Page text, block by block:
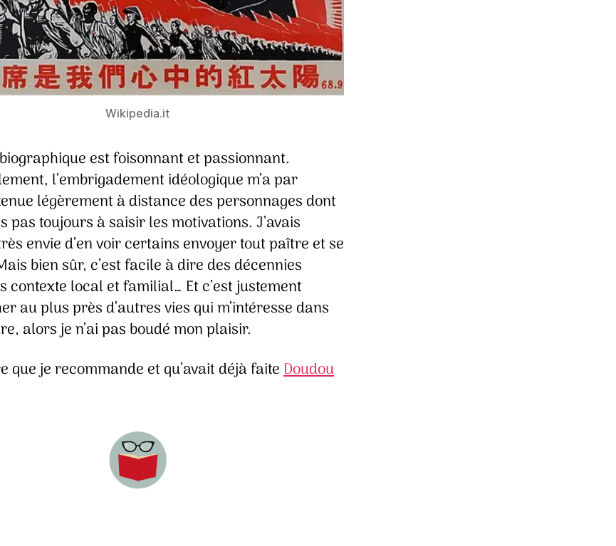
Wikipedia.it
est foisonnant et passionnant.
l’embrigadement idéologique m’a par
légèrement à distance des personnages dont
pas toujours à saisir les motivations. J’avais
envie d’en voir certains envoyer tout paître et se
bien sûr, c’est facile à dire des décennies
contexte local et familial… Et c’est justement
au plus près d’autres vies qui m’intéresse dans
alors je n’ai pas boudé mon plaisir.
que je recommande et qu’avait déjà faiteDoudou